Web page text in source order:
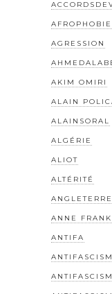
AFROPHOBIE
AGRESSION
AKIM OMIRI
ALAIN
ALAINSORAL
ALGÉRIE
ALIOT
ALTÉRITÉ
ANGLETERRE
ANNE FRANK
ANTIFA